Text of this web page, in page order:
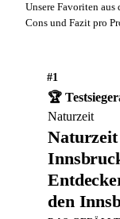
Unsere Favoriten
Cons und Fazit pro
#1
🏆 Testsieger
Naturzeit
den